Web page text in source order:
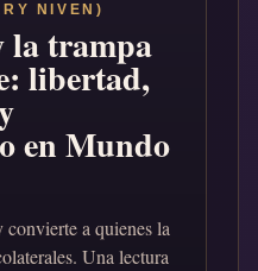
NIVEN)
la trampa
libertad,
en Mundo
convierte a quienes la
Una lectura